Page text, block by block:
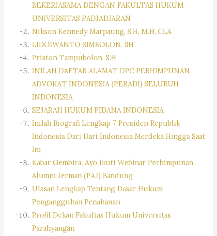
BEKERJASAMA DENGAN FAKULTAS HUKUM
UNIVERSITAS PADJADJARAN
Nikson Kennedy Marpaung, S.H, M.H, CLA
LIDOIWANTO SIMBOLON, SH
Priston Tampubolon, S.H
INILAH DAFTAR ALAMAT DPC PERHIMPUNAN
ADVOKAT INDONESIA (PERADI) SELURUH
INDONESIA
SEJARAH HUKUM PIDANA INDONESIA
Inilah Biografi Lengkap 7 Presiden Republik
Indonesia Dari Dari Indonesia Merdeka Hingga Saat
Ini
Kabar Gembira, Ayo Ikuti Webinar Perhimpunan
Alumni Jerman (PAJ) Bandung
Ulasan Lengkap Tentang Dasar Hukum
Pengangguhan Penahanan
Profil Dekan Fakultas Hukum Universitas
Parahyangan